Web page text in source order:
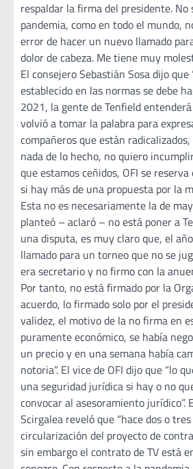
respaldar la firma del presidente. No
pandemia, como en todo el mundo,
error de hacer un nuevo llamado
dolor de cabeza. Me tiene muy
El consejero Sebastián Sosa dijo que
establecido en las normas se debe
2021, la gente de Tenfield
volvió a tomar la palabra para
compañeros que están
nada de lo hecho, no quiero
que estamos ceñidos, OFI se
si hay más de una propuesta por la
Esta no es necesariamente la de
planteó – aclaró – no está poner a
una disputa, es muy claro que, el
llamado para un torneo que no se
era secretario y no firmo con la
Por tanto, no está firmado por la
acuerdo, lo firmado solo por el
validez, el motivo de la no firma en
puramente económico, se había
un precio y en una semana había
notoria”. El vice de OFI dijo que “lo
una seguridad jurídica si hay o no
convocar al asesoramiento jurídico”.
Scirgalea reveló que “hace dos o
circularización del proyecto de
sin embargo el contrato de TV está